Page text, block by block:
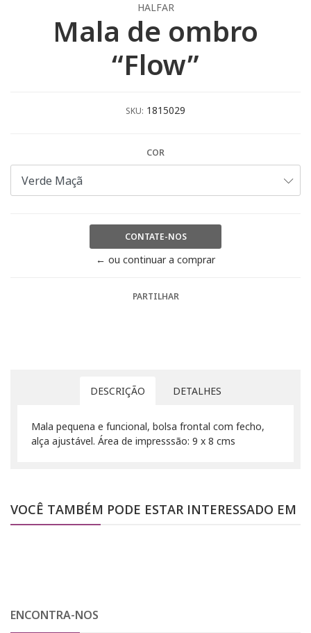
HALFAR
Mala de ombro
“Flow”
SKU: 1815029
COR
CONTATE-NOS
← ou continuar a comprar
PARTILHAR
DESCRIÇÃO DETALHES
Mala pequena e funcional, bolsa frontal com fecho,
alça ajustável. Área de impresssão: 9 x 8 cms
VOCÊ TAMBÉM PODE ESTAR INTERESSADO EM
ENCONTRA-NOS